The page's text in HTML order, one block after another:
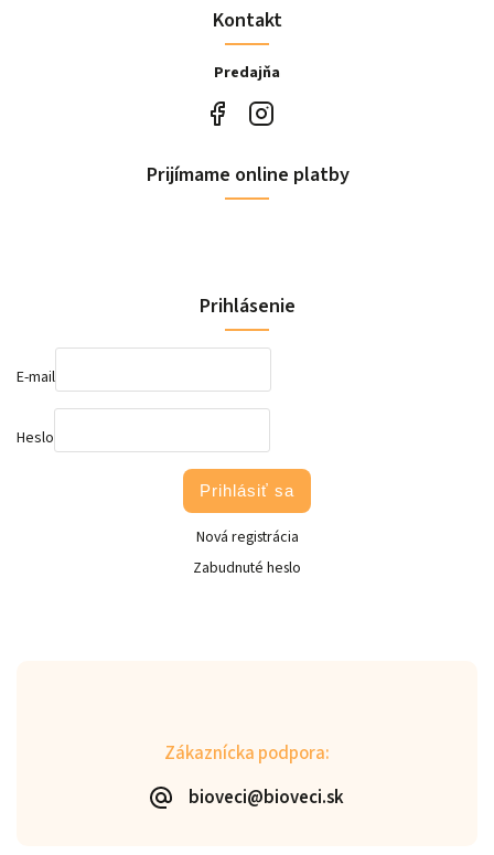
Zákaznícka podpora:
bioveci@bioveci.sk
Kontakt
Predajňa
Prijímame online platby
Prihlásenie
E-mail
Heslo
Prihlásiť sa
Nová registrácia
Zabudnuté heslo